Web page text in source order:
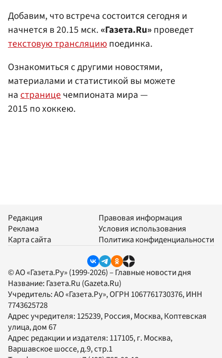
Добавим, что встреча состоится сегодня и
начнется в 20.15 мск. «Газета.Ru»проведет
текстовую трансляциюпоединка.
Ознакомиться с другими новостями,
материалами и статистикой вы можете
настраницечемпионата мира —
2015 по хоккею.
Редакция
Реклама
Карта сайта
Правовая информация
Условия использования
Политика конфиденциальности
© АО «Газета.Ру» (1999-2026) – Главные новости дня
Название: Газета.Ru (Gazeta.Ru)
Учредитель:АО «Газета.Ру», ОГРН 1067761730376, ИНН
7743625728
Адрес учредителя: 125239, Россия, Москва, Коптевская
улица, дом 67
Адрес редакции и издателя: 117105, г. Москва,
Варшавское шоссе, д.9, стр.1